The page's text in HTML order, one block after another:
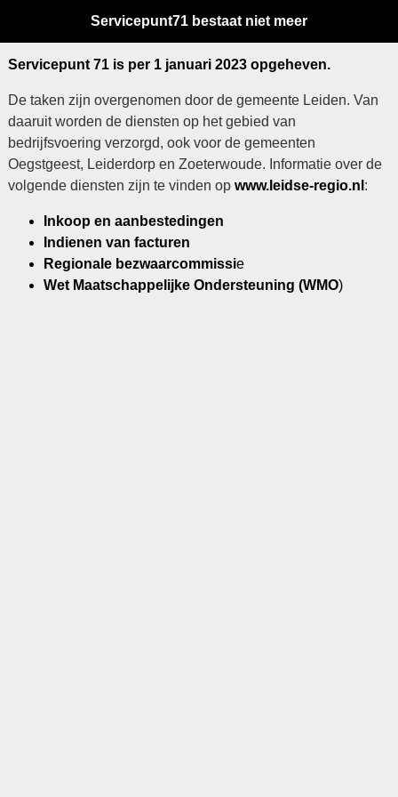
Servicepunt71 bestaat niet meer
Servicepunt 71 is per 1 januari 2023 opgeheven.
De taken zijn overgenomen door de gemeente Leiden. Van
daaruit worden de diensten op het gebied van
bedrijfsvoering verzorgd, ook voor de gemeenten
Oegstgeest, Leiderdorp en Zoeterwoude. Informatie over de
volgende diensten zijn te vinden op www.leidse-regio.nl :
Inkoop en aanbestedingen
Indienen van facturen
Regionale bezwaarcommissie
Wet Maatschappelijke Ondersteuning (WMO)